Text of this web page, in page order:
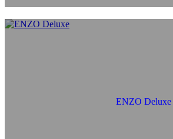
ENZO Deluxe